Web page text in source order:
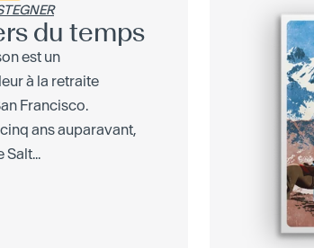
du temps
est un
à la retraite
Francisco.
ans auparavant,
Salt...